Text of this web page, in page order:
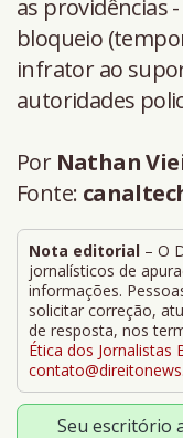
as providências
bloqueio
infrator ao
autoridades
Por Nathan
Fonte:
Nota editorial – O
jornalísticos de
informações.
solicitar correção,
de resposta, nos
Ética dos Jornalistas
Seu escritório